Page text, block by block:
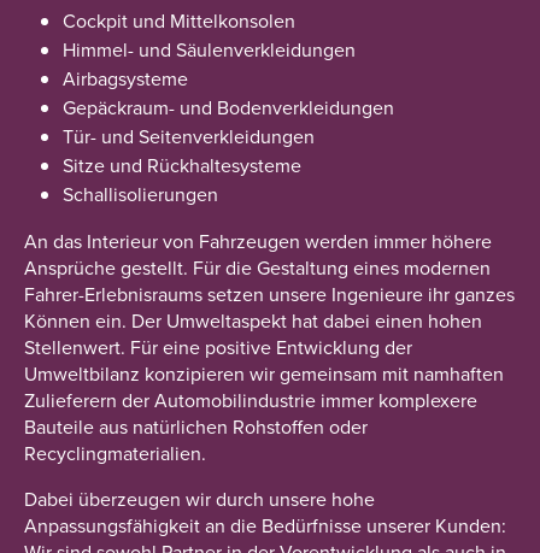
Cockpit und Mittelkonsolen
Himmel- und Säulenverkleidungen
Airbagsysteme
Gepäckraum- und Bodenverkleidungen
Tür- und Seitenverkleidungen
Sitze und Rückhaltesysteme
Schallisolierungen
An das Interieur von Fahrzeugen werden immer höhere
Ansprüche gestellt. Für die Gestaltung eines modernen
Fahrer-Erlebnisraums setzen unsere Ingenieure ihr ganzes
Können ein. Der Umweltaspekt hat dabei einen hohen
Stellenwert. Für eine positive Entwicklung der
Umweltbilanz konzipieren wir gemeinsam mit namhaften
Zulieferern der Automobilindustrie immer komplexere
Bauteile aus natürlichen Rohstoffen oder
Recyclingmaterialien.
Dabei überzeugen wir durch unsere hohe
Anpassungsfähigkeit an die Bedürfnisse unserer Kunden: